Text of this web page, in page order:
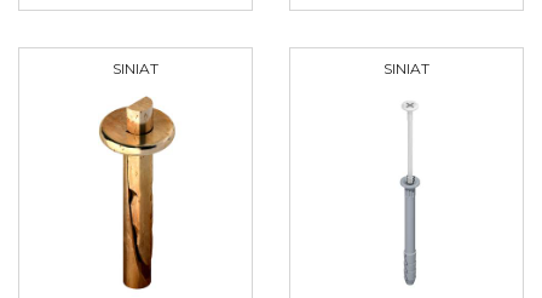
SINIAT SINIAT